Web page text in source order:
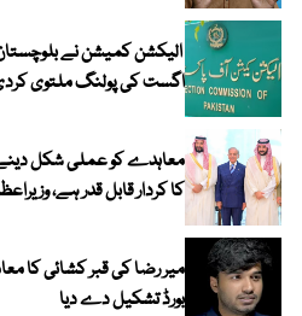
اگست کی پولنگ ملتوی
معاہدے کو عملی شکل
کا کردار قابل قدر ہے،
میر رضا کی قبر کشائی کا
بورڈ تشکیل دے دیا